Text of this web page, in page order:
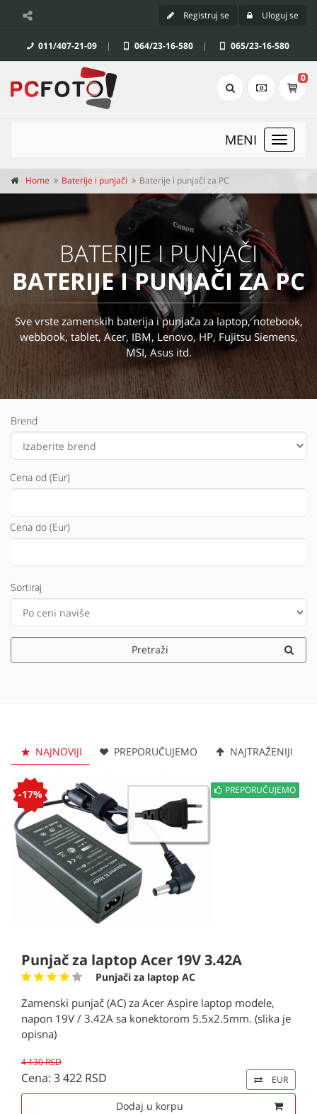
Registruj se Uloguj se
011/407-21-09 | 064/23-16-580 | 065/23-16-580
0
Toggle
MENI
Home Baterije i punjači Baterije i punjači za PC
BATERIJE I PUNJAČI
BATERIJE I PUNJAČI ZA PC
Sve vrste zamenskih baterija i punjača za laptop, notebook,
webbook, tablet, Acer, IBM, Lenovo, HP, Fujitsu Siemens,
MSI, Asus itd.
Brend
Cena od (Eur)
Cena do (Eur)
Sortiraj
Pretraži
NAJNOVIJI PREPORUČUJEMO NAJTRAŽENIJI
PREPORUČUJEMO
-17%
Punjač za laptop Acer 19V 3.42A
Punjači za laptop AC
Zamenski punjač (AC) za Acer Aspire laptop modele,
napon 19V / 3.42A sa konektorom 5.5x2.5mm. (slika je
opisna)
4 130 RSD
Cena: 3 422 RSD EUR
Dodaj u korpu